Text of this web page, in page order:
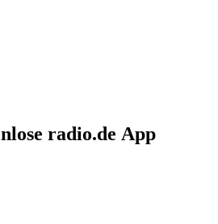
radio.de App